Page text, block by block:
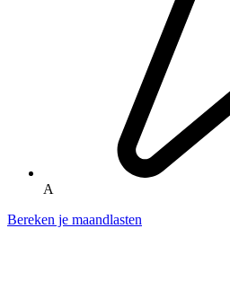
A
Bereken je maandlasten